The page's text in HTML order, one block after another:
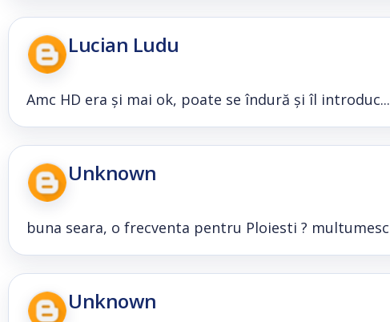
Lucian Ludu
Amc HD era și mai ok, poate se îndură și îl introduc...
Unknown
buna seara, o frecventa pentru Ploiesti ? multumesc
Unknown